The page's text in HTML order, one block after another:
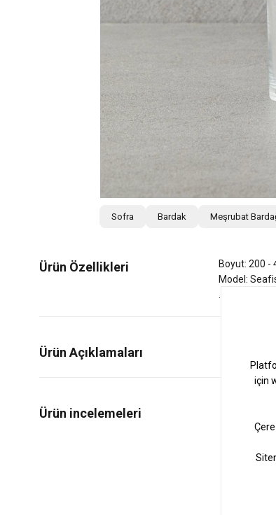
Sofra Bardak Meşrubat
Ürün Özellikleri
Boyut: 200 -
Model:
Ürün Açıklamaları